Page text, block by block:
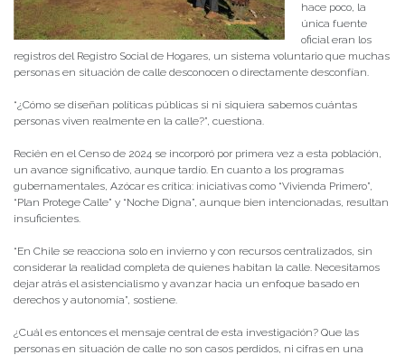
hace poco, la
única fuente
oficial eran los
registros del Registro Social de Hogares, un sistema voluntario que muchas
personas en situación de calle desconocen o directamente desconfían.
“¿Cómo se diseñan políticas públicas si ni siquiera sabemos cuántas
personas viven realmente en la calle?”, cuestiona.
Recién en el Censo de 2024 se incorporó por primera vez a esta población,
un avance significativo, aunque tardío. En cuanto a los programas
gubernamentales, Azócar es crítica: iniciativas como “Vivienda Primero”,
“Plan Protege Calle” y “Noche Digna”, aunque bien intencionadas, resultan
insuficientes.
“En Chile se reacciona solo en invierno y con recursos centralizados, sin
considerar la realidad completa de quienes habitan la calle. Necesitamos
dejar atrás el asistencialismo y avanzar hacia un enfoque basado en
derechos y autonomía”, sostiene.
¿Cuál es entonces el mensaje central de esta investigación? Que las
personas en situación de calle no son casos perdidos, ni cifras en una